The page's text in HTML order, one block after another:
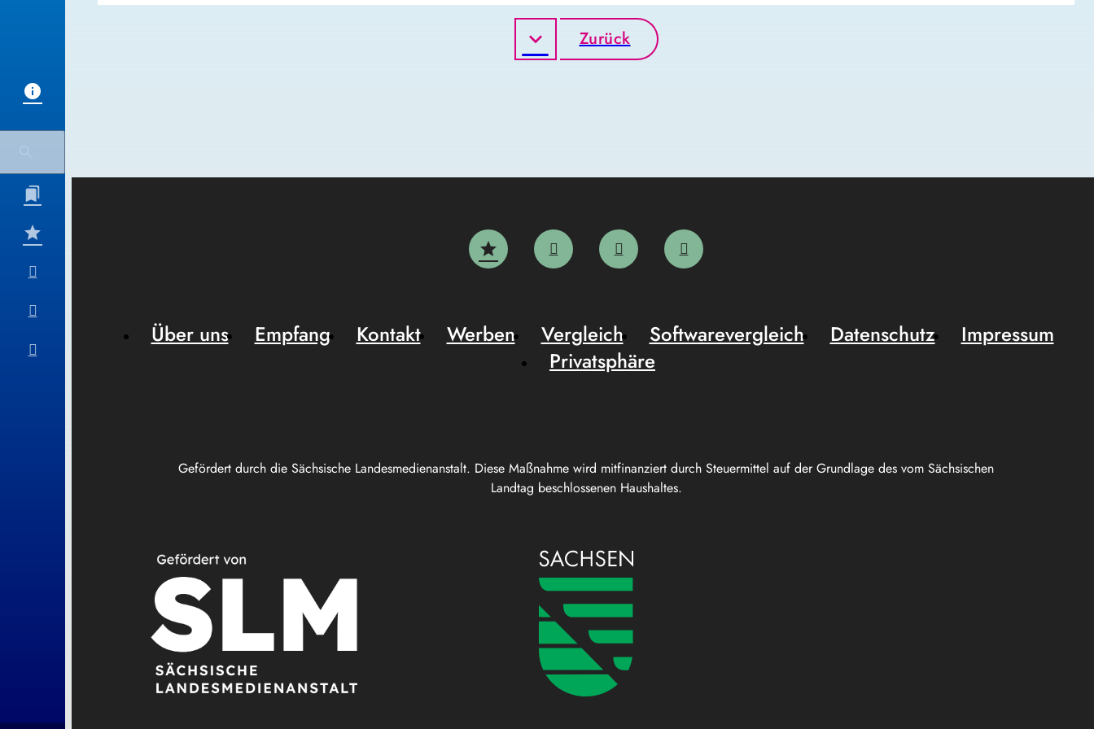
Zurück
Gefördert durch die Sächsische Landesmedienanstalt. Diese Maßnahme wird mitfinanziert durch Steuermittel auf der Grundlage des vom Sächsischen
Landtag beschlossenen Haushaltes.
Über uns Empfang Kontakt Werben Vergleich Softwarevergleich Datenschutz
Impressum
Privatsphäre